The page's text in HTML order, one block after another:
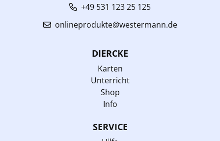
+49 531 123 25 125
onlineprodukte@westermann.de
DIERCKE
Karten
Unterricht
Shop
Info
SERVICE